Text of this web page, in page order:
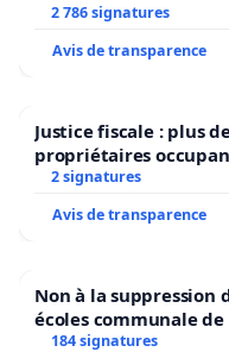
2 786 signatures
Avis de transparence
Justice fiscale : plus
propriétaires
2 signatures
Avis de transparence
Non à la suppression
écoles
184 signatures